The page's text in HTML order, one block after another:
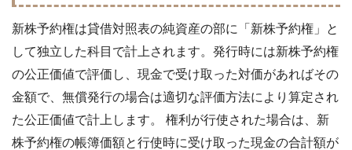
新株予約権は貸借対照表の純資産の部に「新株予約権」と
して独立した科目で計上されます。発行時には新株予約権
の公正価値で評価し、現金で受け取った対価があればその
金額で、無償発行の場合は適切な評価方法により算定され
た公正価値で計上します。 権利が行使された場合は、新
株予約権の帳簿価額と行使時に受け取った現金の合計額が